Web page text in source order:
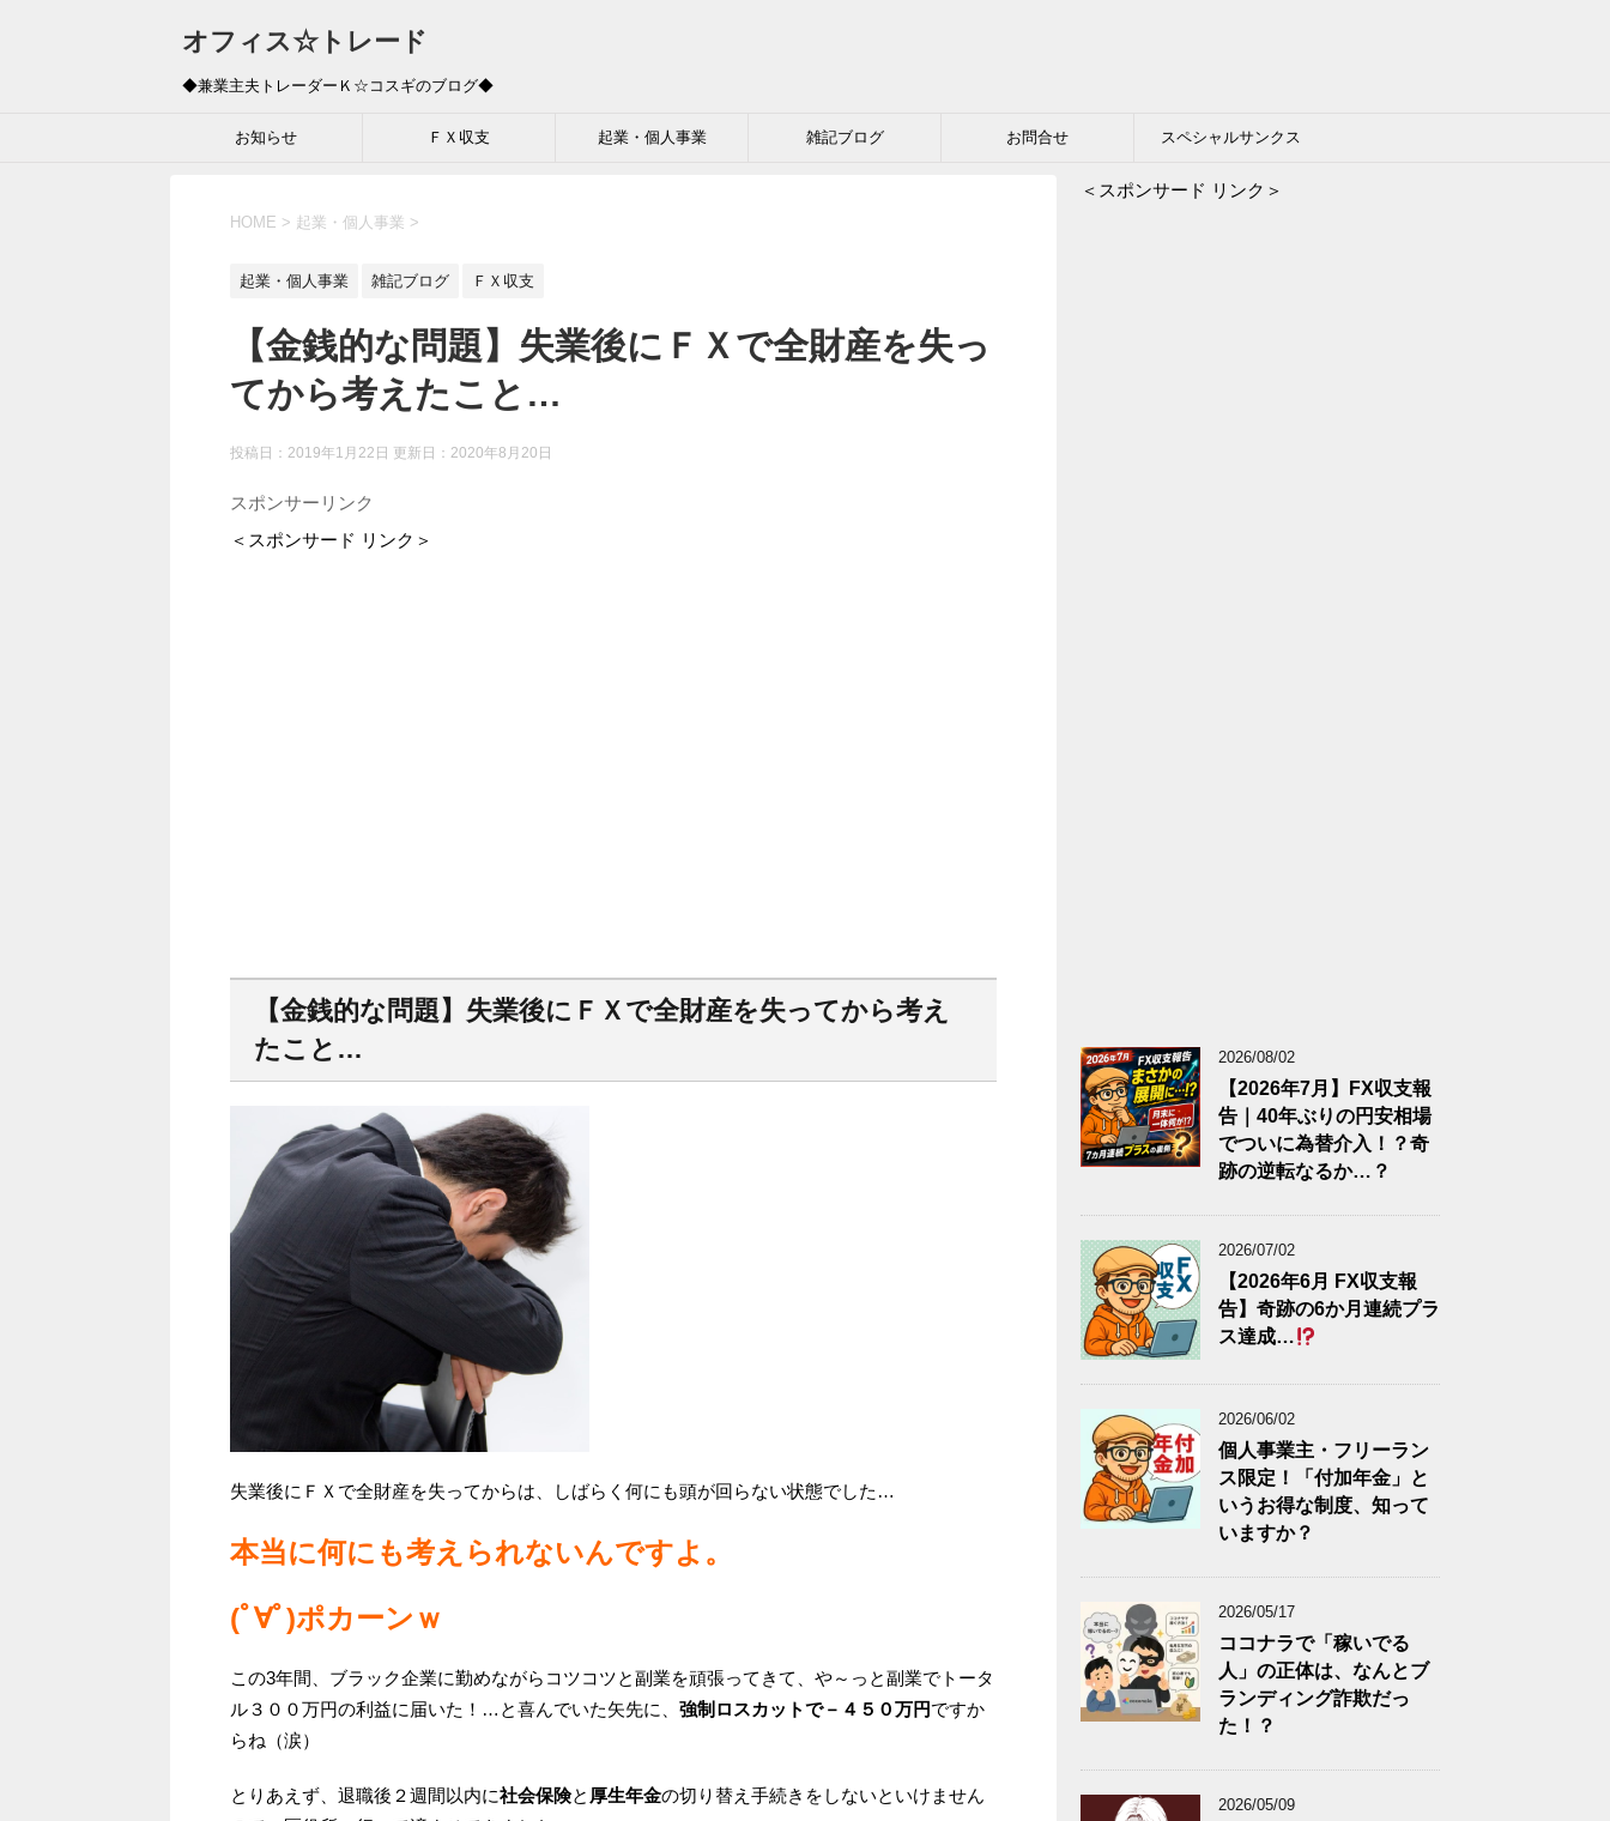
オフィス☆トレード
◆兼業主夫トレーダーＫ☆コスギのブログ◆
お知らせ ＦＸ収支 起業・個人事業 雑記ブログ お問合せ スペシャルサンクス
HOME > 起業・個人事業 >
起業・個人事業 雑記ブログ ＦＸ収支
【金銭的な問題】失業後にＦＸで全財産を失っ
てから考えたこと…
投稿日：2019年1月22日 更新日： 2020年8月20日
スポンサーリンク
＜スポンサード リンク＞
【金銭的な問題】失業後にＦＸで全財産を失ってから考え
たこと…
失業後にＦＸで全財産を失ってからは、しばらく何にも頭が回らない状態でした…
本当に何にも考えられないんですよ。
(ﾟ∀ﾟ)ポカーンｗ
この3年間、ブラック企業に勤めながらコツコツと副業を頑張ってきて、や～っと副業でトータ
ル３００万円の利益に届いた！…と喜んでいた矢先に、 強制ロスカットで－４５０万円ですか
らね（涙）
とりあえず、退職後２週間以内に社会保険と 厚生年金の切り替え手続きをしないといけません
＜スポンサード リンク＞
2026/08/02
【2026年7月】FX収支報
告｜40年ぶりの円安相場
でついに為替介入！？奇
跡の逆転なるか…？
2026/07/02
【2026年6月 FX収支報
告】奇跡の6か月連続プラ
ス達成…
2026/06/02
個人事業主・フリーラン
ス限定！「付加年金」と
いうお得な制度、知って
いますか？
2026/05/17
ココナラで「稼いでる
人」の正体は、なんとブ
ランディング詐欺だっ
た！？
2026/05/09